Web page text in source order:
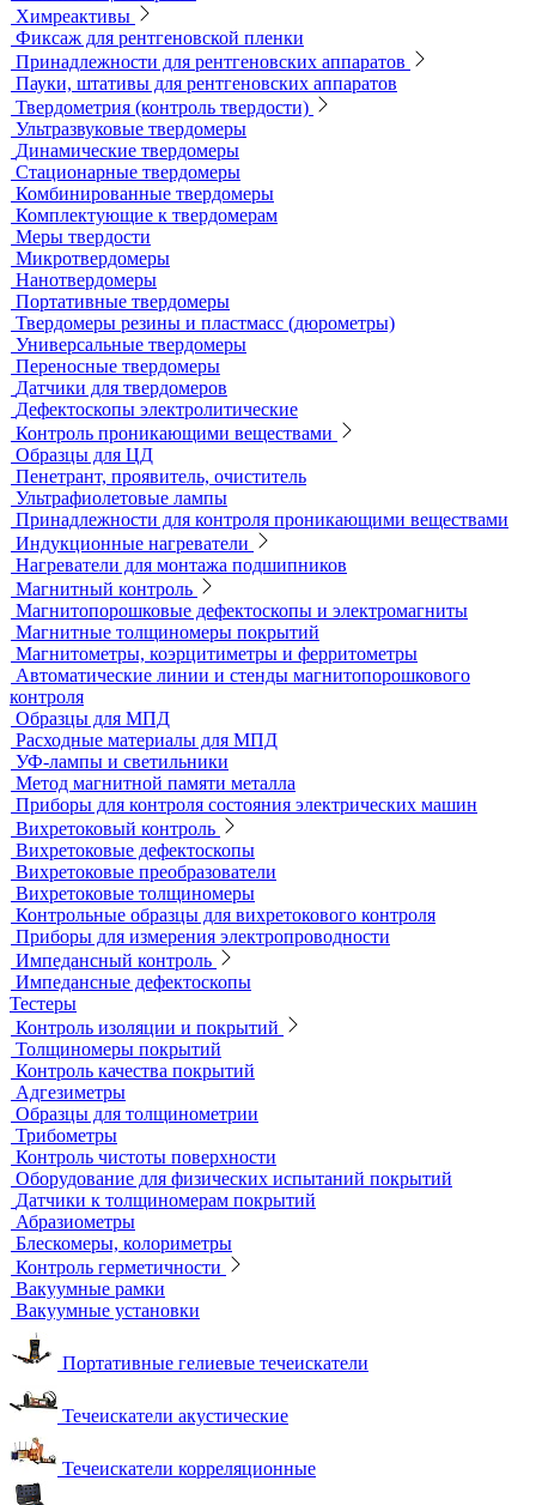
Принадлежности для рентгенографии
Гибкие кассеты для рентгеновской пленки
Литеры маркировочные
Магнитные держатели для рентгеновской пленки
Маркировочные знаки для радиографического контроля
Проволочные эталоны чувствительности
Универсальный шаблон радиографа
Эталоны чувствительности канавочные (ЭЧК)
Резаки
Рентгеновская плёнка
Рентгеновские аппараты постоянного действия
Усиливающие экраны
Химреактивы
Фиксаж для рентгеновской пленки
Принадлежности для рентгеновских аппаратов
Пауки, штативы для рентгеновских аппаратов
Твердометрия (контроль твердости)
Ультразвуковые твердомеры
Динамические твердомеры
Стационарные твердомеры
Комбинированные твердомеры
Комплектующие к твердомерам
Меры твердости
Микротвердомеры
Нанотвердомеры
Портативные твердомеры
Твердомеры резины и пластмасс (дюрометры)
Универсальные твердомеры
Переносные твердомеры
Датчики для твердомеров
Дефектоскопы электролитические
Контроль проникающими веществами
Образцы для ЦД
Пенетрант, проявитель, очиститель
Ультрафиолетовые лампы
Принадлежности для контроля проникающими веществами
Индукционные нагреватели
Нагреватели для монтажа подшипников
Магнитный контроль
Магнитопорошковые дефектоскопы и электромагниты
Магнитные толщиномеры покрытий
Магнитометры, коэрцитиметры и ферритометры
Автоматические линии и стенды магнитопорошкового
контроля
Образцы для МПД
Расходные материалы для МПД
УФ-лампы и светильники
Метод магнитной памяти металла
Приборы для контроля состояния электрических машин
Вихретоковый контроль
Вихретоковые дефектоскопы
Вихретоковые преобразователи
Вихретоковые толщиномеры
Контрольные образцы для вихретокового контроля
Приборы для измерения электропроводности
Импедансный контроль
Импедансные дефектоскопы
Тестеры
Контроль изоляции и покрытий
Толщиномеры покрытий
Контроль качества покрытий
Адгезиметры
Образцы для толщинометрии
Трибометры
Контроль чистоты поверхности
Оборудование для физических испытаний покрытий
Датчики к толщиномерам покрытий
Абразиометры
Блескомеры, колориметры